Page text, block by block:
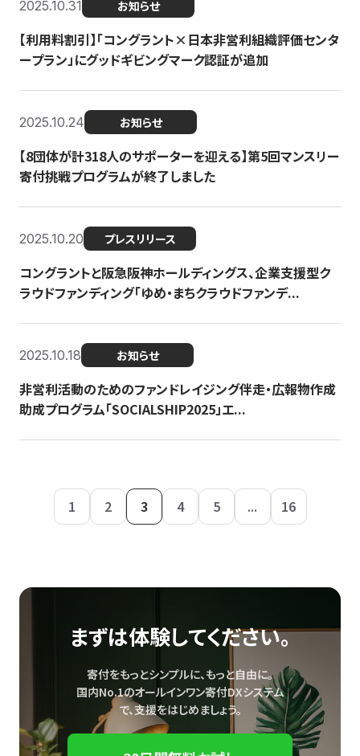
2025.10.31 お知らせ
【利用料割引】「コングラント×日本非営利組織評価センタ
ープラン」にグッドギビングマーク認証が追加
2025.10.24 お知らせ
【8団体が計318人のサポーターを迎える】​​第5回マンスリー
寄付挑戦プログラムが終了しました
2025.10.20 プレスリリース
コングラントと阪急阪神ホールディングス、企業支援型ク
ラウドファンディング「ゆめ・まちクラウドファンデ...
2025.10.18 お知らせ
非営利活動のためのファンドレイジング伴走・広報物作成
助成プログラム「SOCIALSHIP2025」エ...
1 2 3 4 5 ... 16
まずは体験してください。
寄付をもっとシンプルに、もっと自由に。
国内No.1のオールインワン寄付DXシステム
で、支援をはじめましょう。